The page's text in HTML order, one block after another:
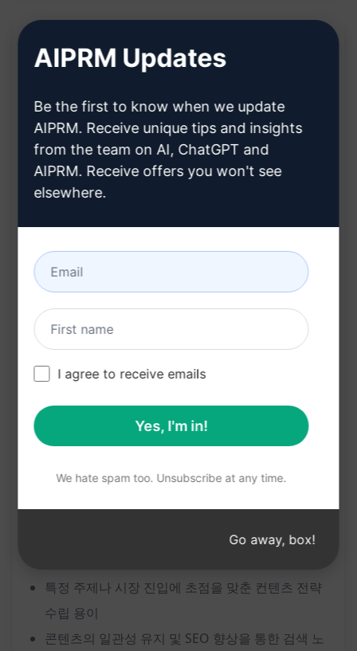
설명:
Prompt 설명:
이 프롬프트는 특정 기준 콘텐츠(pillar content)에 대
한 컨텐츠 계획을 만드는 데 도움이 되며, 해당 콘텐츠
츠 계획 및 전략을 수립할 수 있도록 돕습니다.
주요 기능:
[KEYWORD]를 기반으로 특정 기준 콘텐츠를 위한
컨텐츠 계획을 생성
[KEYWORD]를 중심으로한 시장 진입 전략 수립
[KEYWORD]를 활용하여 콘텐츠의 주제, 구조, 및
특정 키워드나 구를 중심으로한 콘텐츠 계획 및 전
특정 주제나 시장 진입에 초점을 맞춘 컨텐츠 전략
수립 용이
콘텐츠의 일관성 유지 및 SEO 향상을 통한 검색 노
AIPRM Updates
Be the first to know when we update
AIPRM. Receive unique tips and insights
from the team on AI, ChatGPT and
AIPRM. Receive offers you won't see
elsewhere.
I agree to receive emails
Yes, I'm in!
We hate spam too. Unsubscribe at any time.
Go away, box!